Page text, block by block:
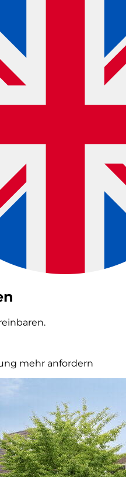
mehr anfordern